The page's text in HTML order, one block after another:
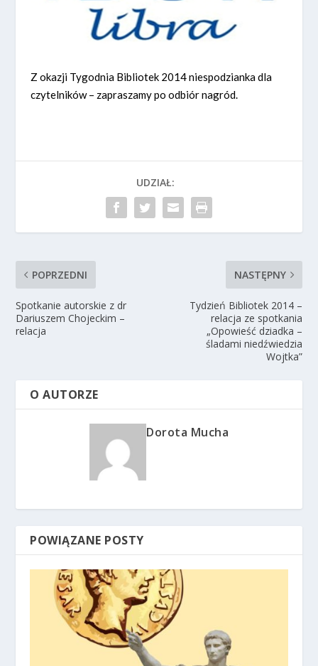
Z okazji Tygodnia Bibliotek 2014 niespodzianka dla
czytelników – zapraszamy po odbiór nagród.
UDZIAŁ:
POPRZEDNI
Spotkanie autorskie z dr
Dariuszem Chojeckim –
relacja
NASTĘPNY
Tydzień Bibliotek 2014 –
relacja ze spotkania
„Opowieść dziadka –
śladami niedźwiedzia
Wojtka”
O AUTORZE
Dorota Mucha
POWIĄZANE POSTY